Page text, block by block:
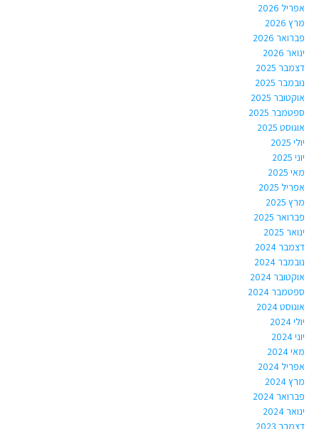
אפריל 2026
מרץ 2026
פברואר 2026
ינואר 2026
דצמבר 2025
נובמבר 2025
אוקטובר 2025
ספטמבר 2025
אוגוסט 2025
יולי 2025
יוני 2025
מאי 2025
אפריל 2025
מרץ 2025
פברואר 2025
ינואר 2025
דצמבר 2024
נובמבר 2024
אוקטובר 2024
ספטמבר 2024
אוגוסט 2024
יולי 2024
יוני 2024
מאי 2024
אפריל 2024
מרץ 2024
פברואר 2024
ינואר 2024
דצמבר 2023